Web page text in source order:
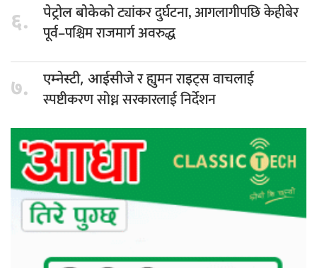
६. पेट्रोल बोकेकोट्यांकर दुर्घटना, आगलागीपछि केहीबेर
पूर्व–पश्चिम राजमार्ग अवरुद्ध
७. एम्नेस्टी, आईसीजेर ह्युमन राइट्स वाचलाई
स्पष्टीकरण सोध्न सरकारलाई निर्देशन